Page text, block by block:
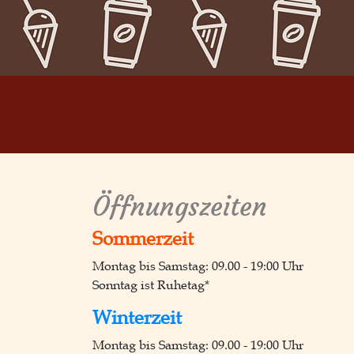
Öffnungs­zeiten
Sommerzeit
Montag bis Samstag: 09.00 - 19:00 Uhr
Sonntag ist Ruhetag*
Winterzeit
Montag bis Samstag: 09.00 - 19:00 Uhr